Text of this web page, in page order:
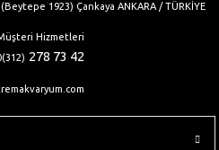
1923) Çankaya ANKARA / TÜRKİYE
Hizmetleri
278 73 42